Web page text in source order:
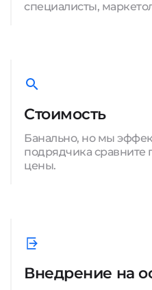
специалисты,
Стоимость
Банально, но мы
подрядчика сравните
цены.
Внедрение на